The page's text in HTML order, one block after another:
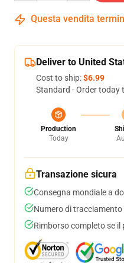
Questa vendita
Deliver to United
Cost to ship:$6.99
Standard - Order today
Production
Today
Transazione sicura
Consegna mondiale a
Numero di
Rimborso completo se